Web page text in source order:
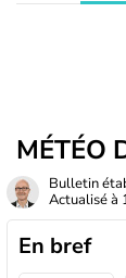
MÉTÉO
Bulletin
Actualisé à
En bref